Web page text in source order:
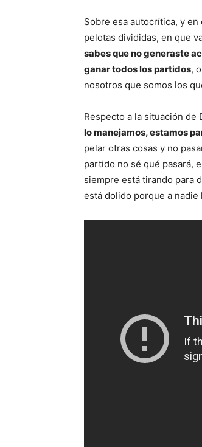
Sobre esa autocrítica, y
pelotas divididas, en que
sabes que no generaste
ganar todos los partidos,
nosotros que somos los
Respecto a la situación de
lo manejamos, estamos
pelar otras cosas y no
partido no sé qué pasará,
siempre está tirando para
está dolido porque a nadie